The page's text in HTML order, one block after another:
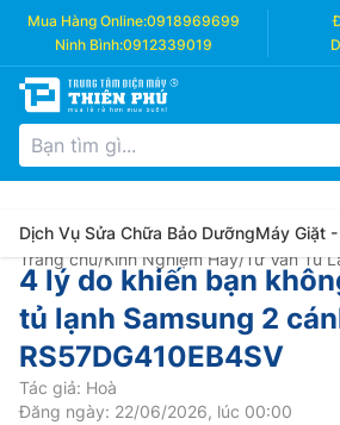
Mua Hàng Online:0918969699
Ninh Bình:0912339019
Dịch Vụ Sửa Chữa Bảo DưỡngMáy Giặt
Trang chủ/Kinh Nghiệm Hay/Tư Vấn Tủ
4 lý do khiến bạn
tủ lạnh Samsung 2
RS57DG410EB4SV
Tác giả: Hoà
Đăng ngày: 22/06/2026, lúc 00:00